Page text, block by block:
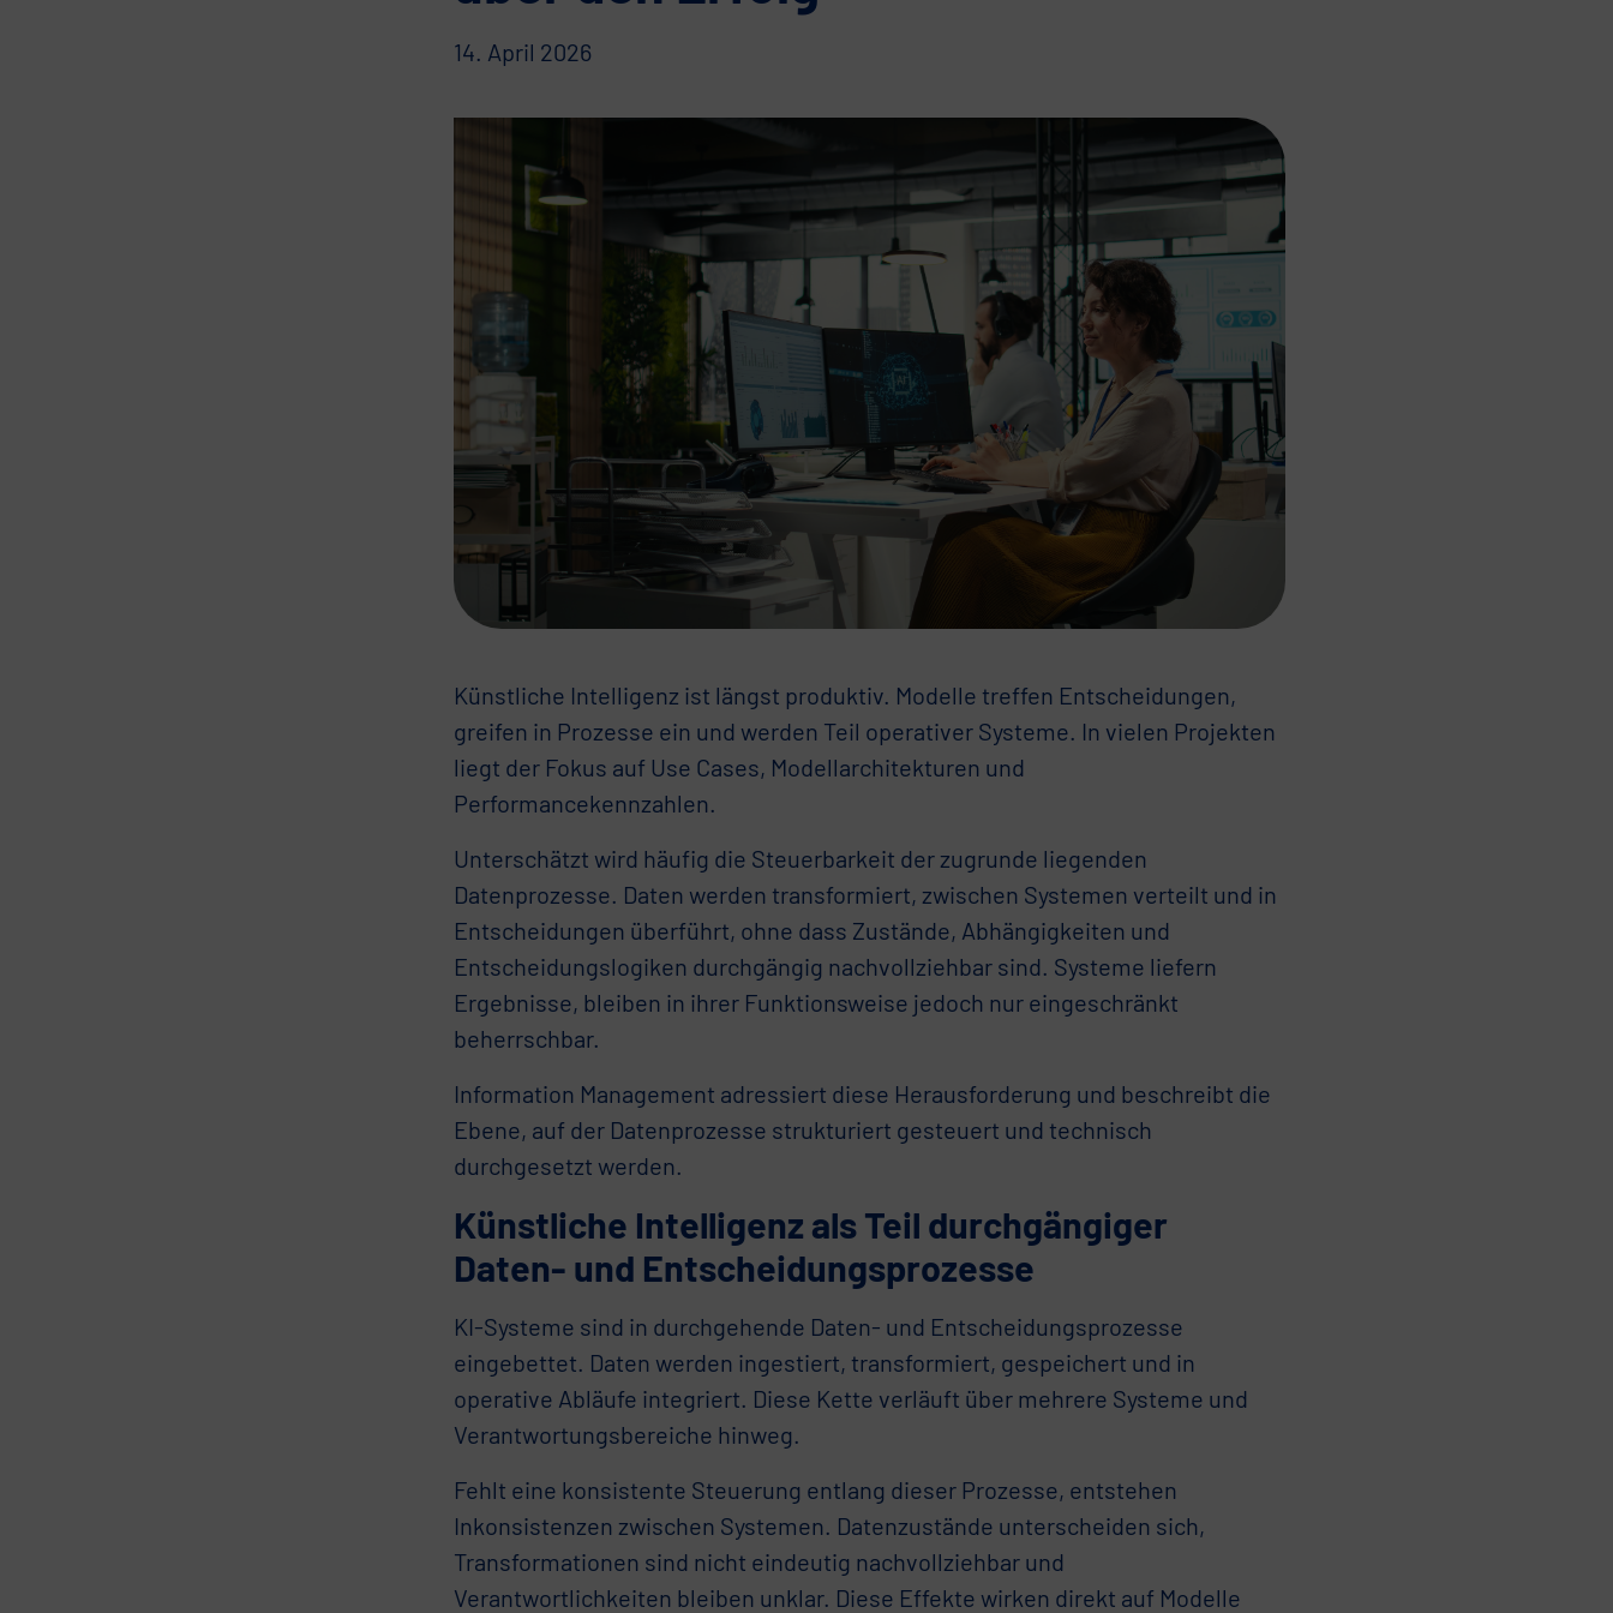
14. April 2026
Künstliche Intelligenz ist längst produktiv. Modelle treffen Entscheidungen,
greifen in Prozesse ein und werden Teil operativer Systeme. In vielen Projekten
liegt der Fokus auf Use Cases, Modellarchitekturen und
Performancekennzahlen.
Unterschätzt wird häufig die Steuerbarkeit der zugrunde liegenden
Datenprozesse. Daten werden transformiert, zwischen Systemen verteilt und in
Entscheidungen überführt, ohne dass Zustände, Abhängigkeiten und
Entscheidungslogiken durchgängig nachvollziehbar sind. Systeme liefern
Ergebnisse, bleiben in ihrer Funktionsweise jedoch nur eingeschränkt
beherrschbar.
Information Management adressiert diese Herausforderung und beschreibt die
Ebene, auf der Datenprozesse strukturiert gesteuert und technisch
durchgesetzt werden.
Künstliche Intelligenz als Teil durchgängiger
Daten- und Entscheidungsprozesse
KI-Systeme sind in durchgehende Daten- und Entscheidungsprozesse
eingebettet. Daten werden ingestiert, transformiert, gespeichert und in
operative Abläufe integriert. Diese Kette verläuft über mehrere Systeme und
Verantwortungsbereiche hinweg.
Fehlt eine konsistente Steuerung entlang dieser Prozesse, entstehen
Inkonsistenzen zwischen Systemen. Datenzustände unterscheiden sich,
Transformationen sind nicht eindeutig nachvollziehbar und
Verantwortlichkeiten bleiben unklar. Diese Effekte wirken direkt auf Modelle